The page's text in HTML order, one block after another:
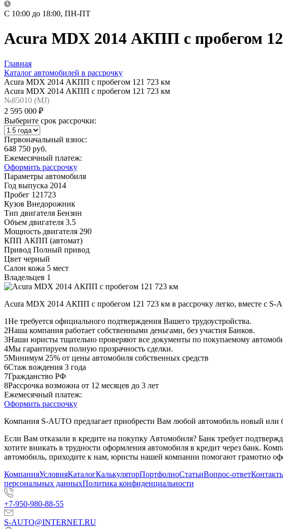
C 10:00 до 18:00, ПН-ПТ
Acura MDX 2014 АКПП с пробегом
Главная
Каталог автомобилей в рассрочку
Acura MDX 2014 АКПП с пробегом 121 723 км
Acura MDX 2014 АКПП с пробегом 121 723 км
№85010 (МJ)
2 595 000 ₽
Выберите срок рассрочки:
Первоначальный взнос:
648 750 руб.
Ежемесячный платеж:
Оформить рассрочку
Параметры автомобиля
Год выпуска 2014
Пробег 121723
Кузов Внедорожник
Тип двигателя Бензин
Объем двигателя 3.5
Мощность двигателя 290
КПП АКПП (автомат)
Привод Полный привод
Цвет черный
Салон кожа 5 мест
Владельцев 1
Acura MDX 2014 АКПП с пробегом 121 723 км в рассрочку легко, вместе с S-
1Не требуется официального подтверждения Вашего трудоустройства.
2Наша компания работает собственными деньгами, без участия Банков.
3Наши юристы тщательно проверяют все документы по покупаемому
4Мы гарантируем полную прозрачность сделки.
5Минимум 25% от цены автомобиля собственных средств
6Стаж вождения 3 года
7Гражданство РФ
8Рассрочка возможна от 12 месяцев до 3 лет
Ежемесячный платеж:
Оформить рассрочку
Компания S-AUTO предлагает приобрести Вам любой автомобиль новый или
Если Вам отказали в кредите на покупку Автомобиля? Банк требует
хотите вникать в трудности оформления автомобиля в кредит через банк.
автомобиль, приходите к нам, юристы нашей компании помогают грамотно
КомпанияУсловияКаталогКалькуляторПортфолиоСтатьиВопрос-ответ
персональных данныхПолитика конфиденциальности
+7-950-980-88-55
S-AUTO@INTERNET.RU